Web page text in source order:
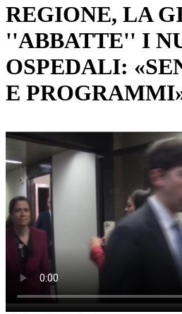
REGIONE, LA
''ABBATTE'' I
OSPEDALI:
E